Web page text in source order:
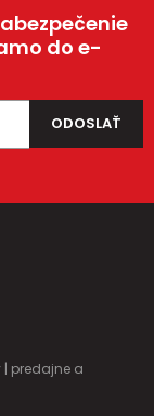
do e-
predajne a